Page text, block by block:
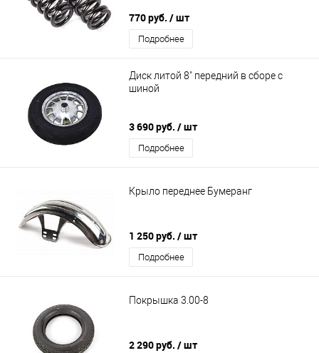
770 руб. / шт
Подробнее
Диск литой 8" передний в сборе с
шиной
3 690 руб. / шт
Подробнее
Крыло переднее Бумеранг
1 250 руб. / шт
Подробнее
Покрышка 3.00-8
2 290 руб. / шт